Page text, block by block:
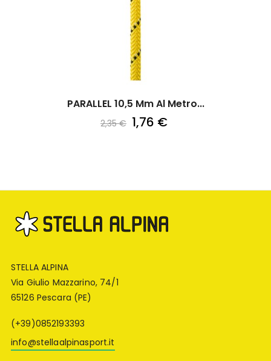
PARALLEL 10,5 Mm Al Metro...
2,35 € 1,76 €
STELLA ALPINA
Via Giulio Mazzarino, 74/1
65126 Pescara (PE)
(+39)0852193393
info@stellaalpinasport.it